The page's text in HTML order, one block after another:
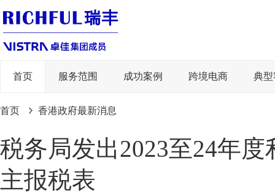
首页 服务范围 成功案例 跨境电商 典
首页 香港政府最新消息
税务局发出2023至24年
主报税表